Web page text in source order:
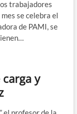
trabajadores
se celebra el
de PAMI, se
y